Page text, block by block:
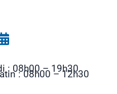
: 08h00 – 19h30
: 08h00 – 12h30